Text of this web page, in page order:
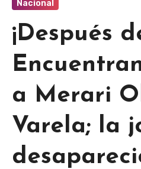
Nacional
¡Después
a Merari
Varela; la